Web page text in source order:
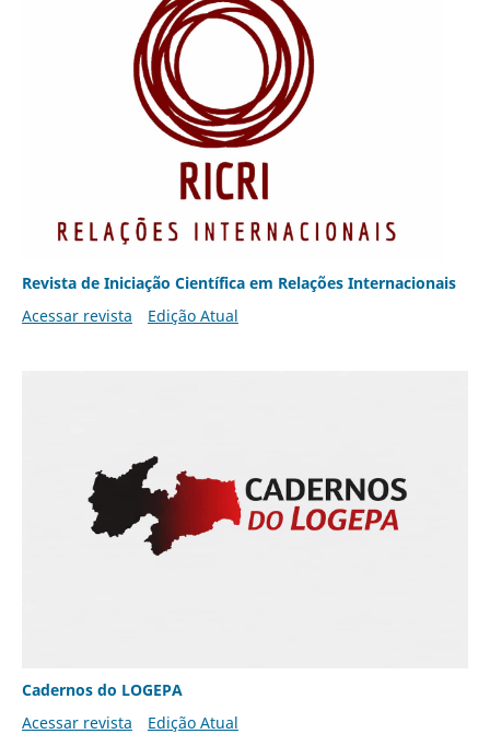
Revista de Iniciação Científica em Relações Internacionais
Acessar revista
Edição Atual
Cadernos do LOGEPA
Acessar revista
Edição Atual